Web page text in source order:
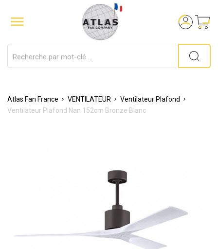

Atlas Fan France VENTILATEUR
Ventilateur Plafond
Ventilateur Plafond Nan 152cm Bronze Blanc